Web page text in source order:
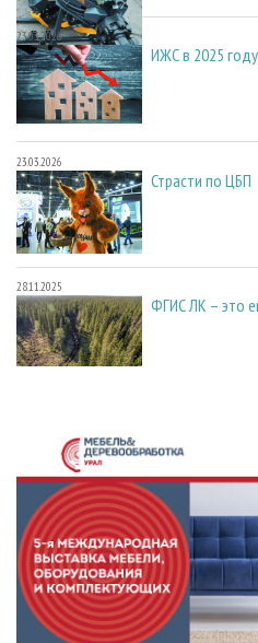
23.03.2026
ИЖС в 2025 году
23.03.2026
Страсти по ЦБП
28.11.2025
ФГИС ЛК – это